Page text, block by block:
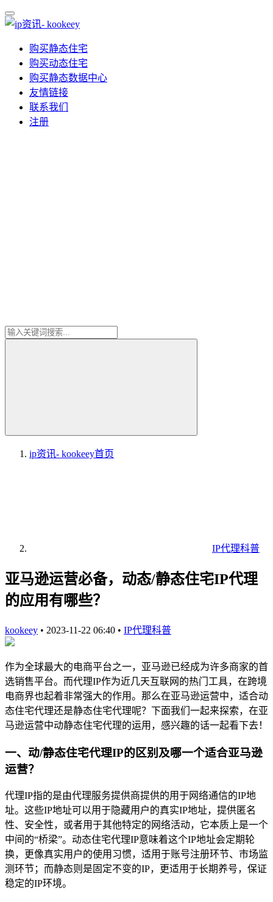
购买静态住宅
购买动态住宅
购买静态数据中心
友情链接
联系我们
注册
ip资讯- kookeey首页
IP代理科普
亚马逊运营必备，动态/静态住宅IP代理
的应用有哪些？
kookeey • 2023-11-22 06:40 • IP代理科普
作为全球最大的电商平台之一，亚马逊已经成为许多商家的首
选销售平台。而代理IP作为近几天互联网的热门工具，在跨境
电商界也起着非常强大的作用。那么在亚马逊运营中，适合动
态住宅代理还是静态住宅代理呢？下面我们一起来探索，在亚
马逊运营中动静态住宅代理的运用，感兴趣的话一起看下去！
一、动/静态住宅代理IP的区别及哪一个适合亚马逊
运营？
代理IP指的是由代理服务提供商提供的用于网络通信的IP地
址。这些IP地址可以用于隐藏用户的真实IP地址，提供匿名
性、安全性，或者用于其他特定的网络活动，它本质上是一个
中间的“桥梁”。动态住宅代理IP意味着这个IP地址会定期轮
换，更像真实用户的使用习惯，适用于账号注册环节、市场监
测环节；而静态则是固定不变的IP，更适用于长期养号，保证
稳定的IP环境。